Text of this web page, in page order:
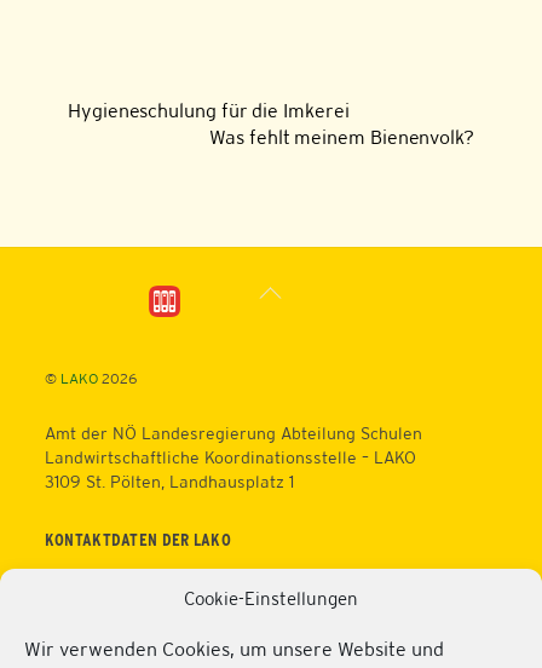
Cookie-Einstellungen
Wir verwenden Cookies, um unsere Website und
Hygieneschulung für die Imkerei
Was fehlt meinem Bienenvolk?
Back
© LAKO2026
Amt der NÖ Landesregierung Abteilung Schulen
Landwirtschaftliche Koordinationsstelle – LAKO
3109 St. Pölten, Landhausplatz 1
KONTAKTDATEN DER LAKO
Fax: +43 (0)2742/9005 – 13595
E-Mail:office@lako.at